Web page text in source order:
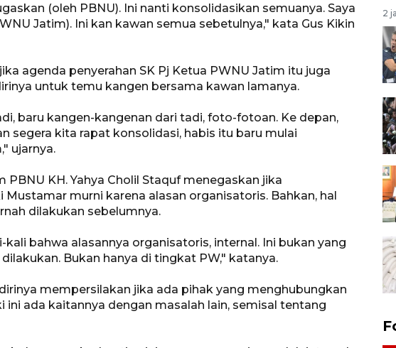
(oleh PBNU). Ini nanti konsolidasikan semuanya. Saya
Jatim). Ini kan kawan semua sebetulnya," kata Gus Kikin
agenda penyerahan SK Pj Ketua PWNU Jatim itu juga
untuk temu kangen bersama kawan lamanya.
baru kangen-kangenan dari tadi, foto-fotoan. Ke depan,
segera kita rapat konsolidasi, habis itu baru mulai
ujarnya.
PBNU KH. Yahya Cholil Staquf menegaskan jika
Mustamar murni karena alasan organisatoris. Bahkan, hal
dilakukan sebelumnya.
bahwa alasannya organisatoris, internal. Ini bukan yang
Bukan hanya di tingkat PW," katanya.
mempersilakan jika ada pihak yang menghubungkan
ini ada kaitannya dengan masalah lain, semisal tentang
2